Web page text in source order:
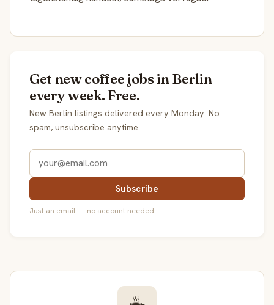
Get new coffee jobs in Berlin
every week. Free.
New Berlin listings delivered every Monday. No
spam, unsubscribe anytime.
Subscribe
Just an email — no account needed.